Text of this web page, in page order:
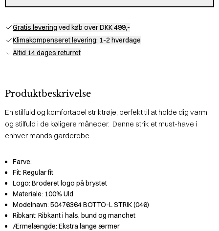
Gratis levering ved køb over DKK 499,-
Klimakompenseret levering: 1-2 hverdage
Altid 14 dages returret
Produktbeskrivelse
En stilfuld og komfortabel striktrøje, perfekt til at holde dig varm
og stilfuld i de køligere måneder. Denne strik et must-have i
enhver mands garderobe.
Farve:
Fit: Regular fit
Logo: Broderet logo på brystet
Materiale: 100% Uld
Modelnavn: 50476364 BOTTO-L STRIK (046)
Ribkant: Ribkant i hals, bund og manchet
Ærmelængde: Ekstra lange ærmer